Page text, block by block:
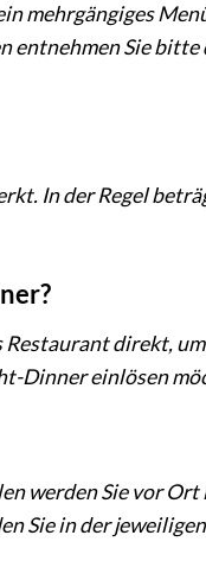
mehrgängiges
entnehmen Sie bitte
In der Regel
direkt,
Dinner einlösen
werden Sie vor
Sie in der